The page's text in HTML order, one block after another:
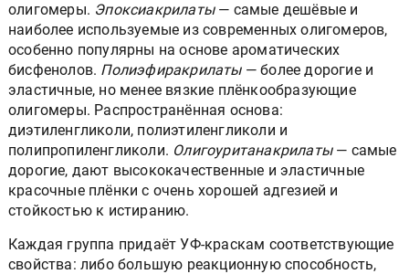
олигомеры. Эпоксиакрилаты — самые дешёвые и
наиболее используемые из современных олигомеров,
особенно популярны на основе ароматических
бисфенолов. Полиэфиракрилаты — более дорогие и
эластичные, но менее вязкие плёнкообразующие
олигомеры. Распространённая основа:
диэтиленгликоли, полиэтиленгликоли и
полипропиленгликоли. Олигоуританакрилаты — самые
дорогие, дают высококачественные и эластичные
красочные плёнки с очень хорошей адгезией и
стойкостью к истиранию.
Каждая группа придаёт УФ-краскам соответствующие
свойства: либо большую реакционную способность,